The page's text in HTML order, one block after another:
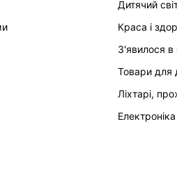
Дитячий
Краса і
З'явилося в
Товари для
Ліхтарі,
Електроніка